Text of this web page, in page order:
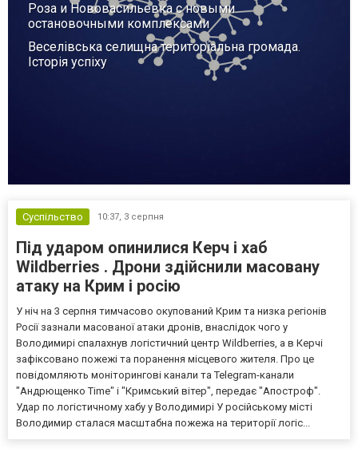
Роза и Нововасильевка с новыми
остановочными комплексами
Веселівська селищна територіальна громада.
Історія успіху
Суспільство 10:37, 3 серпня
Під ударом опинилися Керч і хаб
Wildberries . Дрони здійснили масовану
атаку на Крим і росію
У ніч на 3 серпня тимчасово окупований Крим та низка регіонів
Росії зазнали масованої атаки дронів, внаслідок чого у
Володимирі спалахнув логістичний центр Wildberries, а в Керчі
зафіксовано пожежі та поранення місцевого жителя. Про це
повідомляють моніторингові канали та Telegram-канали
"Андрющенко Time" і "Кримський вітер", передає "Апостроф".
Удар по логістичному хабу у Володимирі У російському місті
Володимир сталася масштабна пожежа на території логіс...